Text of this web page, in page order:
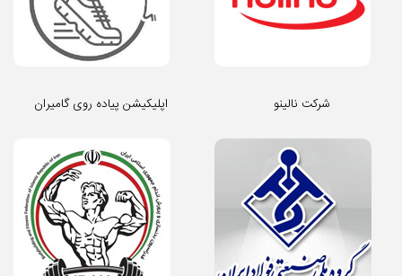
اپلیکیشن پیاده روی گامیران شرکت نالینو